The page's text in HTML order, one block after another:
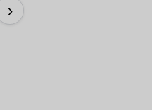
17/06/2026
›